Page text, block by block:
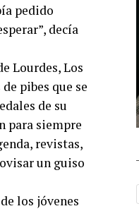
pedido
decía
Lourdes, Los
pibes que se
de su
para siempre
revistas,
un guiso
los jóvenes